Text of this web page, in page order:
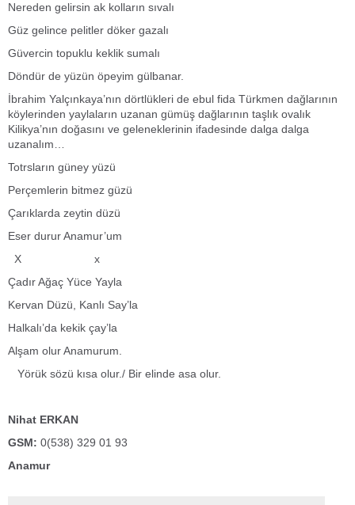
Nereden gelirsin ak kolların sıvalı
Güz gelince pelitler döker gazalı
Güvercin topuklu keklik sumalı
Döndür de yüzün öpeyim gülbanar.
İbrahim Yalçınkaya’nın dörtlükleri de ebul fida Türkmen dağlarının
köylerinden yaylaların uzanan gümüş dağlarının taşlık ovalık
Kilikya’nın doğasını ve geleneklerinin ifadesinde dalga dalga
uzanalım…
Totrsların güney yüzü
Perçemlerin bitmez güzü
Çarıklarda zeytin düzü
Eser durur Anamur’um
X x
Çadır Ağaç Yüce Yayla
Kervan Düzü, Kanlı Say’la
Halkalı’da kekik çay’la
Alşam olur Anamurum.
Yörük sözü kısa olur./ Bir elinde asa olur.
Nihat ERKAN
GSM: 0(538) 329 01 93
Anamur